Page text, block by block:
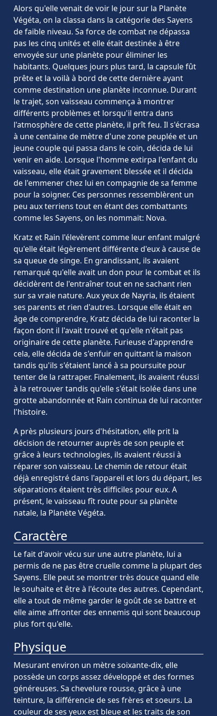
Alors qu'elle venait de voir le jour sur la Planète
Végéta, on la classa dans la catégorie des Sayens
de faible niveau. Sa force de combat ne dépassa
pas les cinq unités et elle était destinée à être
envoyée sur une planète pour éliminer les
habitants. Quelques jours plus tard, la capsule fût
prête et la voilà à bord de cette dernière ayant
comme destination une planète inconnue. Durant
le trajet, son vaisseau commença à montrer
différents problèmes et lorsqu'il entra dans
l'atmosphère de cette planète, il prît feu. Il s'écrasa
à une centaine de mètre d'une zone peuplée et un
jeune couple qui passa dans le coin, décida de lui
venir en aide. Lorsque l'homme extirpa l'enfant du
vaisseau, elle était gravement blessée et il décida
de l'emmener chez lui en compagnie de sa femme
pour la soigner. Ces personnes ressemblèrent un
peu aux terriens tout en étant des combattants
comme les Sayens, on les nommait: Nova.
Kratz et Rain l'élevèrent comme leur enfant malgré
qu'elle était légèrement différente d'eux à cause de
sa queue de singe. En grandissant, ils avaient
remarqué qu'elle avait un don pour le combat et ils
décidèrent de l'entraîner tout en ne sachant rien
sur sa vraie nature. Aux yeux de Nayria, ils étaient
ses parents et rien d'autres. Lorsque elle était en
âge de comprendre, Kratz décida de lui raconter la
façon dont il l'avait trouvé et qu'elle n'était pas
originaire de cette planète. Furieuse d'apprendre
cela, elle décida de s'enfuir en quittant la maison
tandis qu'ils s'étaient lancé à sa poursuite pour
tenter de la rattraper. Finalement, ils avaient réussi
à la retrouver tandis qu'elle s'était isolée dans une
grotte abandonnée et Rain continua de lui raconter
l'histoire.
A près plusieurs jours d'hésitation, elle prit la
décision de retourner auprès de son peuple et
grâce à leurs technologies, ils avaient réussi à
réparer son vaisseau. Le chemin de retour était
déjà enregistré dans l'appareil et lors du départ, les
séparations étaient très difficiles pour eux. A
présent, le vaisseau fît route pour sa planète
natale, la Planète Végéta.
Caractère
Le fait d'avoir vécu sur une autre planète, lui a
permis de ne pas être cruelle comme la plupart des
Sayens. Elle peut se montrer très douce quand elle
le souhaite et être à l'écoute des autres. Cependant,
elle a tout de même garder le goût de se battre et
elle aime affronter des ennemis qui sont beaucoup
plus fort qu'elle.
Physique
Mesurant environ un mètre soixante-dix, elle
possède un corps assez développé et des formes
généreuses. Sa chevelure rousse, grâce à une
teinture, la différencie de ses frères et soeurs. La
couleur de ses yeux est bleue et les traits de son